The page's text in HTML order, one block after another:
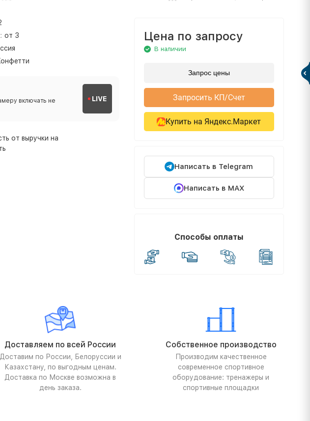
от 3
включать не
LIVE
от выручки на
Цена по запросу
В наличии
Запрос цены
Запросить КП/Счет
Купить на Яндекс.Маркет
Написать в Telegram
Написать в MAX
Способы оплаты
Доставляем по всей России
Доставим по России, Белоруссии и
Казахстану, по выгодным ценам.
Доставка по Москве возможна в
день заказа.
Собственное производство
Производим качественное
современное спортивное
оборудование: тренажеры и
спортивные площадки